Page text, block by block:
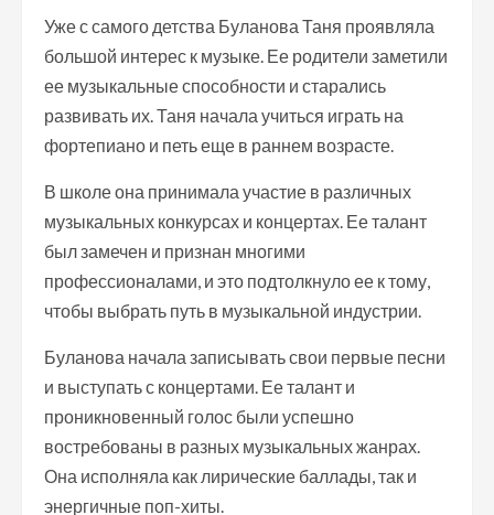
Уже с самого детства Буланова Таня проявляла
большой интерес к музыке. Ее родители заметили
ее музыкальные способности и старались
развивать их. Таня начала учиться играть на
фортепиано и петь еще в раннем возрасте.
В школе она принимала участие в различных
музыкальных конкурсах и концертах. Ее талант
был замечен и признан многими
профессионалами, и это подтолкнуло ее к тому,
чтобы выбрать путь в музыкальной индустрии.
Буланова начала записывать свои первые песни
и выступать с концертами. Ее талант и
проникновенный голос были успешно
востребованы в разных музыкальных жанрах.
Она исполняла как лирические баллады, так и
энергичные поп-хиты.